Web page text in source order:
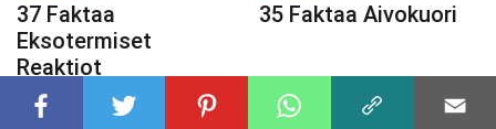
37 Faktaa
Eksotermiset
Reaktiot
35 Faktaa Aivokuori